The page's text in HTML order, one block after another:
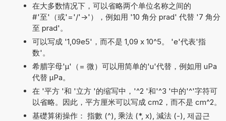
在大多数情况下，可以省略两个单位名称之间的
#'至'（或'='/'->'），例如用 '10 角分 prad' 代替 '7 角分
至 prad'。
可以写成 '1,09e5'，而不是 1,09 x 10^5。 'e'代表'指
数'。
希腊字母'µ'（= 微）可以用简单的'u'代替，例如用 uPa
代替 µPa。
在 '平方 '和 '立方 '的缩写中，'^2 '和'^3 '中的'^'字符可
以省略。因此，平方厘米可以写成 cm2，而不是 cm^2。
基礎算術操作： 指數 (^), 乘法 (*, x), 減法 (-), 제곱근